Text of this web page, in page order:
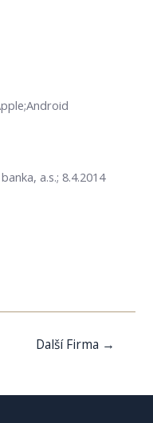
a.s.; 8.4.2014
Další Firma →